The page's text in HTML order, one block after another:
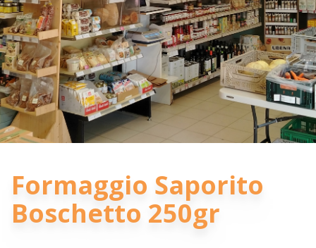
Formaggio Saporito
Boschetto 250gr